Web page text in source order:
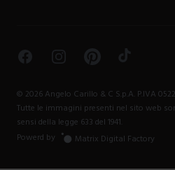
FacebookInstagramPinterestTikTok
© 2026 Angelo Carillo & C S.p.A. P.IVA
Tutte le immagini presenti nel sito web
sensi della legge 633 del 1941.
Powerd by
Matrix Digital Factory